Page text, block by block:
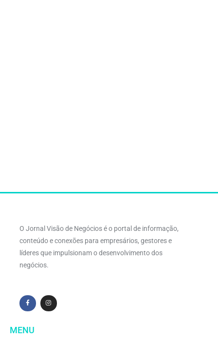
O Jornal Visão de Negócios é o portal de informação,
conteúdo e conexões para empresários, gestores e
líderes que impulsionam o desenvolvimento dos
negócios.
MENU